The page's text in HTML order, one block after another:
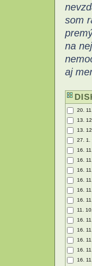
som
na
aj
20.
13.
13.
27. 1.
16.
16.
16.
16.
16.
16.
11.
16.
16.
16.
16.
16.